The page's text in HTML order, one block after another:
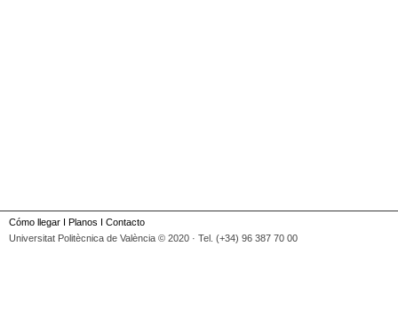
Cómo llegar I Planos I Contacto
Universitat Politècnica de València © 2020 · Tel. (+34) 96 387 70 00